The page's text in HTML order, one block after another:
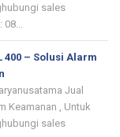
sales
08...
400 – Solusi Alarm
Jual
Keamanan , Untuk
sales